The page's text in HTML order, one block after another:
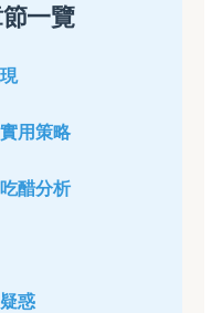
一覽
用策略
醋分析
惑